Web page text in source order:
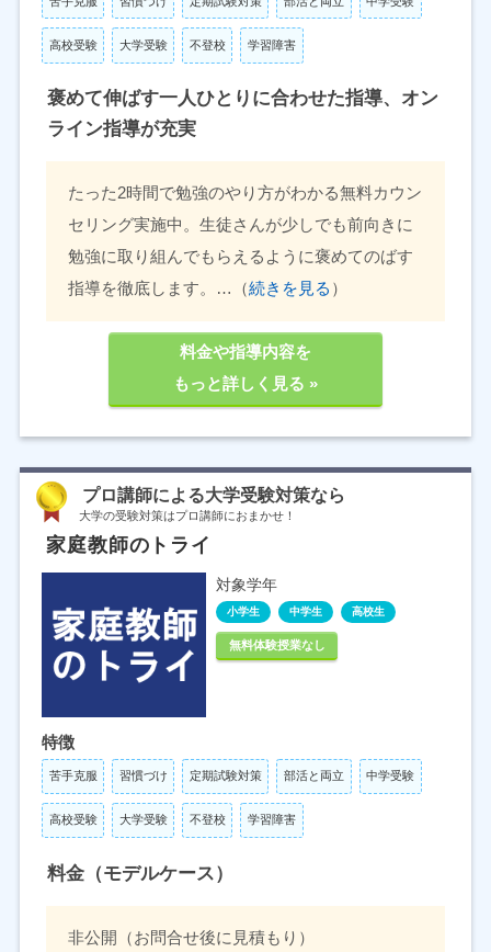
高校受験 大学受験 不登校 学習障害
褒めて伸ばす一人ひとりに合わせた指導、オン
ライン指導が充実
たった2時間で勉強のやり方がわかる無料カウン
セリング実施中。生徒さんが少しでも前向きに
勉強に取り組んでもらえるように褒めてのばす
指導を徹底します。…（続きを見る ）
料金や指導内容を
もっと詳しく見る »
プロ講師による大学受験対策なら
大学の受験対策はプロ講師におまかせ！
家庭教師のトライ
対象学年
小学生 中学生 高校生
無料体験授業なし
特徴
苦手克服 習慣づけ 定期試験対策 部活と両立 中学受験
高校受験 大学受験 不登校 学習障害
料金（モデルケース）
非公開（お問合せ後に見積もり）